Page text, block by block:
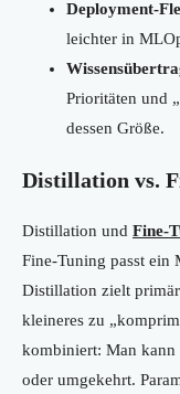
Deployment-
leichter in
Prioritäten und
dessen Größe.
Distillation vs.
Distillation und Fine-
Fine-Tuning passt ein
Distillation zielt
kleineres zu
kombiniert: Man kann
oder umgekehrt.